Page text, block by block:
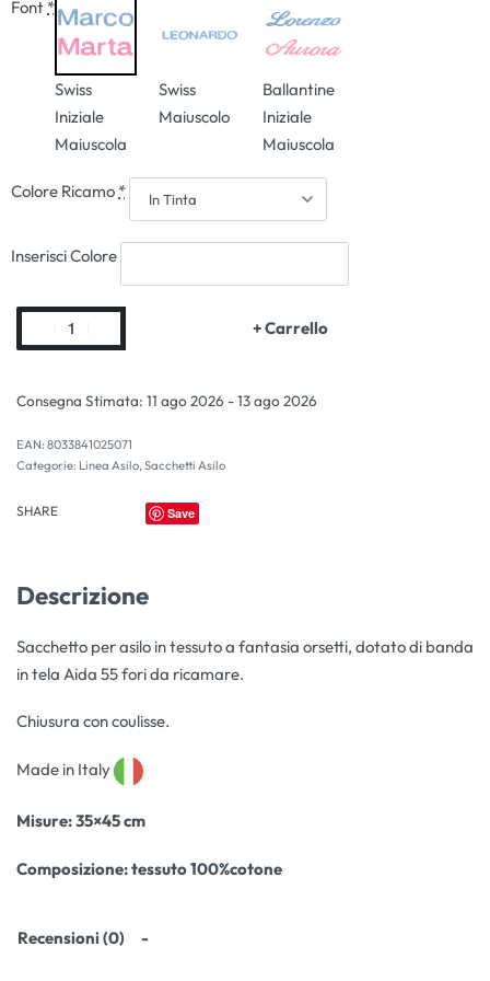
Font *
Swiss
Iniziale
Maiuscola
Swiss
Maiuscolo
Ballantine
Iniziale
Maiuscola
Colore Ricamo *
Inserisci Colore
+ Carrello
Consegna Stimata: 11 ago 2026 - 13 ago 2026
EAN: 8033841025071
Categorie: Linea Asilo,Sacchetti Asilo
SHARE Save
Descrizione
Sacchetto per asilo in tessuto a fantasia orsetti, dotato di banda
in tela Aida 55 fori da ricamare.
Chiusura con coulisse.
Made in Italy
Misure: 35×45 cm
Composizione:tessuto 100%cotone
Recensioni (0)